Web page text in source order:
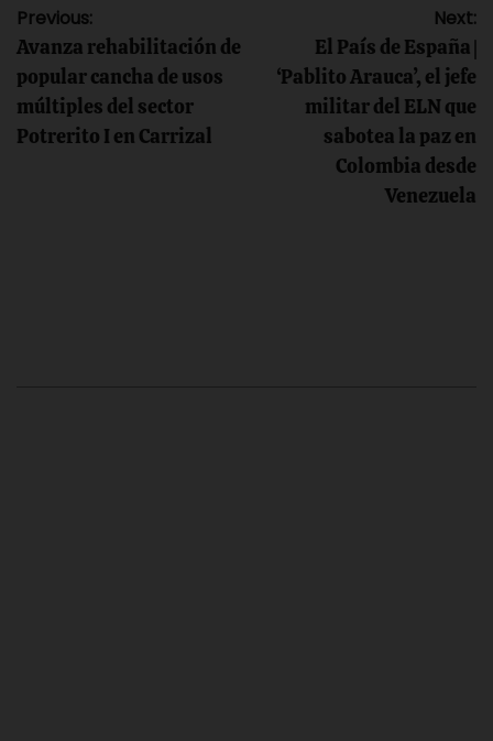
Navegación
de
entradas
Previous:
Avanza rehabilitación de
popular cancha de usos
múltiples del sector
Potrerito I en Carrizal
Next:
El País de España |
‘Pablito Arauca’, el jefe
militar del ELN que
sabotea la paz en
Colombia desde
Venezuela